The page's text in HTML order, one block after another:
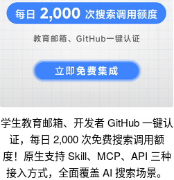
学生教育邮箱、开发者 GitHub 一键认
证，每日 2,000 次免费搜索调用额
度！原生支持 Skill、MCP、API 三种
接入方式，全面覆盖 AI 搜索场景。